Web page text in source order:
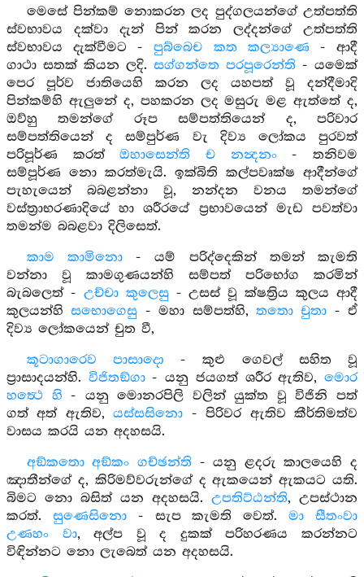
මෙසේ පින්කම් නොකරන ලද පුද්ගලයන්ගේ උත්පත්ති
ස්වභාවය දක්වා දැන් පින් කරන ලද්දන්ගේ උත්පත්ති
ස්වභාවය දැක්වීමට -පුබ්බෙච කත කල්‍යාණෙ - ආදී
ගාථා සතක් කියන ලදි. සග්ගන්තෙ පරපූරෙන්ති - යමෙක්
පෙර පූර්ව ජාතියෙහි කරන ලද යහපත් වූ දන්දීමාදි
පින්කම්හි ඇලුනේ ද, පහකරන ලද මසුරු මළ ඇත්තේ ද,
ඔව්හු තමන්ගේ රූප සම්පත්තියෙන් ද, පරිවාර
සම්පත්තියෙන් ද සම්පුර්ණ වැ දිව්‍ය ලෝකය පුරවත්
පරිපූර්ණ කරත්ඔහාසෙන්ති ච නන්‍දනං- තනිවම
සම්පූර්ණ නො කරත්මැයි. ඉක්බිති කල්පවෘක්ෂ ආදීන්ගේ
පැහැයෙන් බබළන්නා වූ, නන්දන වනය තමන්ගේ
වස්ත්‍රාභරණාදියේ හා ශරීරයේ ප්‍රභාවයෙන් මැඩ පවත්වා
තමන්ම බබළවා දිලිසෙත්.
කාම කාමිනො- යම් පරිද්දෙකින් තමන් කැමති
වන්නා වූ කාමගුණයන්හි සම්පත් පරිභෝග කරමින්
බැබලෙත් - උච්චා කුලෙසු- උසස් වූ ක්ෂත්‍රිය කුලය ආදී
කුලයන්හිසභොගෙසු - මහා සම්පත්හි, තතො චුතා - ඒ
දිව්‍ය ලෝකයෙන් චුත වී,
කූටාගාරෙව පාසාදො - කුළු ගෙවල් සහිත වූ
ප්‍රාසාදයන්හි. විජිතඞ්ගා- යනු ජයගත් ශරීර ඇතිව,මොර
හත්‍ථෙ හි - යනු මොනරපිලි වලින් යුක්ත වූ විජිනි පත්
ගත් අත් ඇතිව,යස්සසිනො - පිරිවර ඇතිව කීර්තිමත්ව
වාසය කරයි යන අදහසයි.
අඞ්කතො අඞ්කං ගච්ඡන්ති - යනු ළදරු කාලයෙහි ද
ඤාතීන්ගේ ද, කිරිමව්වරුන්ගේ ද ඇකයෙන් ඇකයට යති.
බිමට නො බසිත් යන අදහසයි. උපතිට්ඨන්ති, උපස්ථාන
කරත්. සුණෙසිනො - සැප කැමති වෙත්.මා සීතංවා
උණහං වා, අල්ප වූ ද දුකක් පරිහරණය කරන්නට
විඳින්නට නො ලැබෙත් යන අදහසයි.